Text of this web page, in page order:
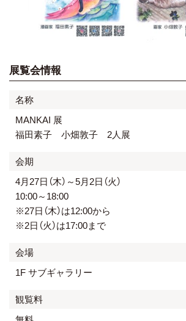
展覧会情報
名称
MANKAI 展
福田素子 小畑敦子 2人展
会期
4月27日（木）～5月2日（火）
10:00～18:00
※27日（木）は12:00から
※2日（火）は17:00まで
会場
1F サブギャラリー
観覧料